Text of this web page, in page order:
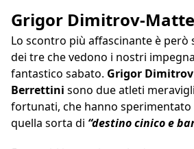
Grigor Dimitrov-
Lo scontro più affascinante è però
dei tre che vedono i nostri
fantastico sabato. Grigor Dimitrov
Berrettini sono due atleti
fortunati, che hanno
quella sorta di “destino cinico e